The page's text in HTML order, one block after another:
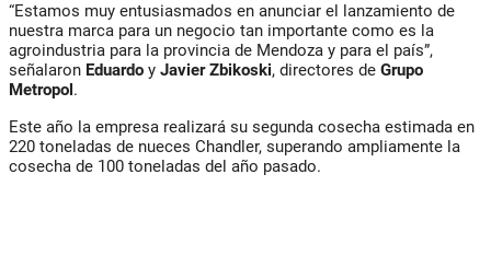
“Estamos muy entusiasmados en anunciar el lanzamiento de
nuestra marca para un negocio tan importante como es la
agroindustria para la provincia de Mendoza y para el país”,
señalaron Eduardo y Javier Zbikoski, directores de Grupo
Metropol.
Este año la empresa realizará su segunda cosecha estimada en
220 toneladas de nueces Chandler, superando ampliamente la
cosecha de 100 toneladas del año pasado.